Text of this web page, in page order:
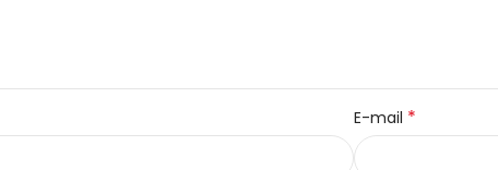
E-mail *